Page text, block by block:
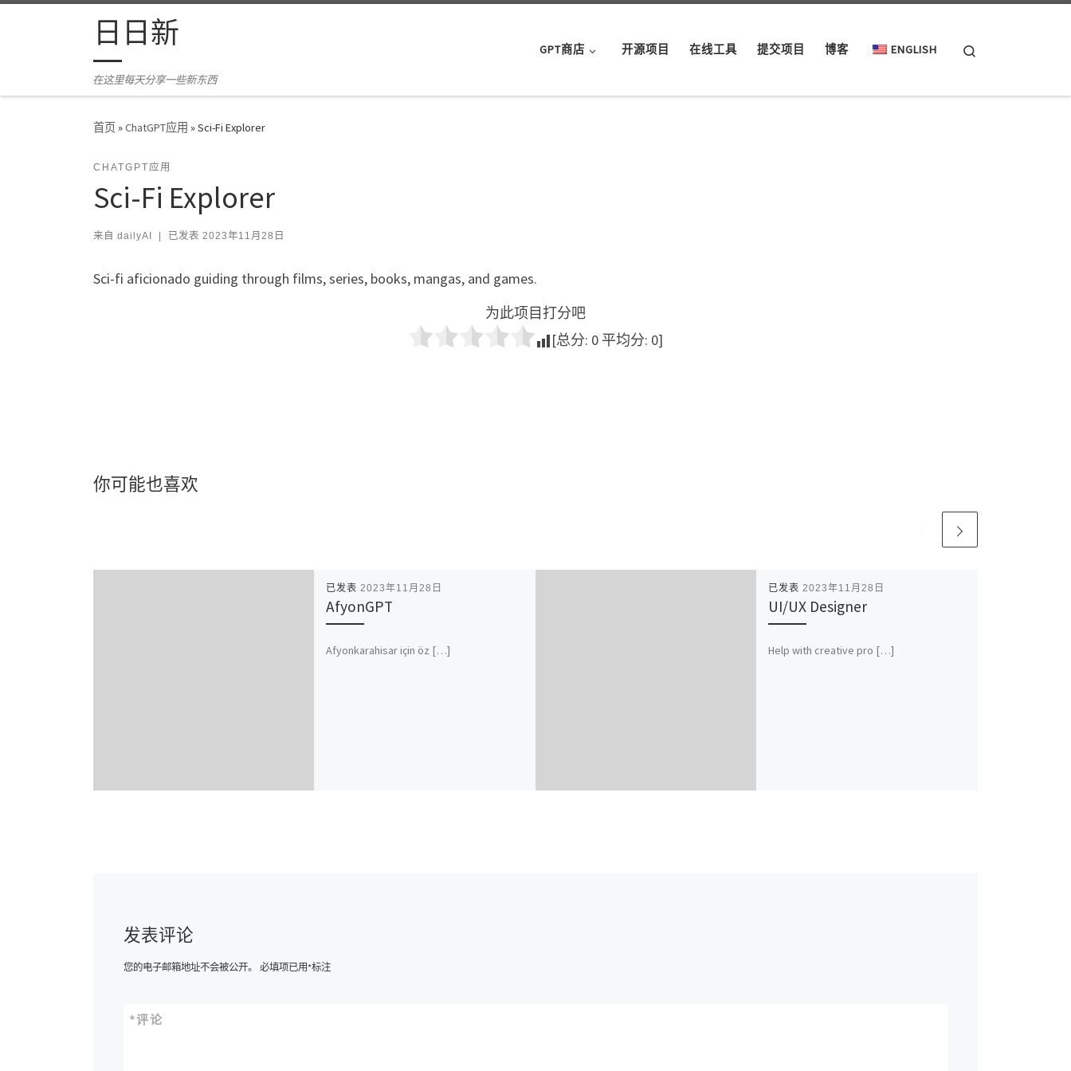
Skip to content日日新
在这里每天分享一些新东西
GPT商店 开源项目 在线工具 提交项目 博客 ENGLISH
首页»ChatGPT应用 »Sci-Fi Explorer
CHATGPT应用
Sci-Fi Explorer
来自 dailyAI 已发表 2023年11月28日
Sci-fi aficionado guiding through films, series, books, mangas, and games.
为此项目打分吧
[总分: 0 平均分: 0]
你可能也喜欢
已发表 2023年11月28日
AfyonGPT
Afyonkarahisar için öz […]
已发表 2023年11月28日
UI/UX Designer
Help with creative pro […]
发表评论
您的电子邮箱地址不会被公开。 必填项已用*标注
评论
*